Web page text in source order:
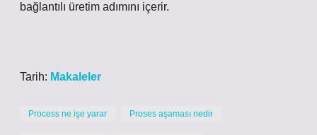
bağlantılı üretim adımını içerir.
Tarih: Makaleler
Process ne işe yarar Proses aşaması nedir